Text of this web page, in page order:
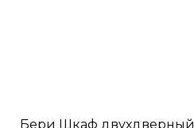
Бери Шкаф двухдверный